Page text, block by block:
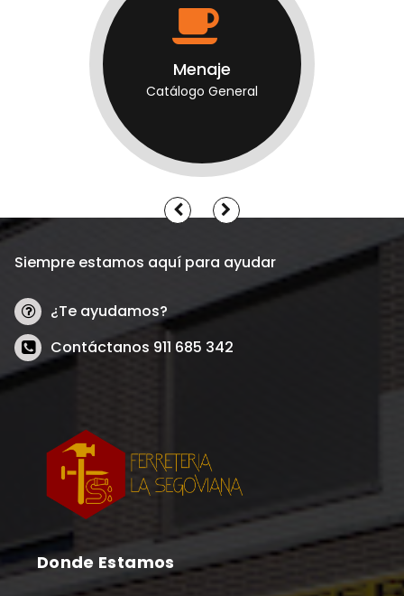
Menaje
Catálogo General
Siempre estamos aquí para ayudar
¿Te ayudamos?
Contáctanos 911 685 342
Donde Estamos